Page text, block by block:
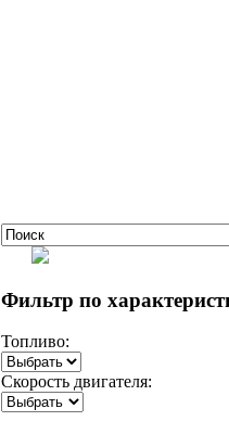
Фильтр по
Топливо:
Скорость двигателя: